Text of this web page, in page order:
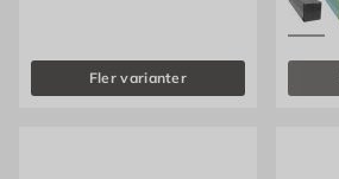
Fler varianter